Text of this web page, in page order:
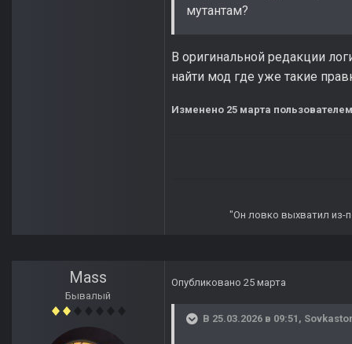
мутантам?
В оригинальной редакции
найти мод где уже такие
Изменено 25 марта
"Он ловко выхватил из-
Mass
Бывалый
Опубликовано 25 марта
В 25.03.2026 в 09:51,